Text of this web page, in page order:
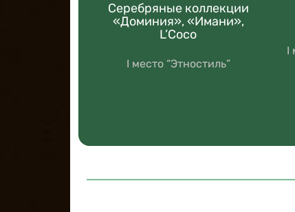
Серебряные коллекции
«Доминия», «Имани»,
L’Coco
I место “Этностиль”
I